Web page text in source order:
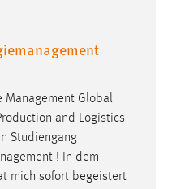
Management Global
and Logistics
Studiengang
! In dem
mich sofort begeistert
und Social Media
werden von diesen